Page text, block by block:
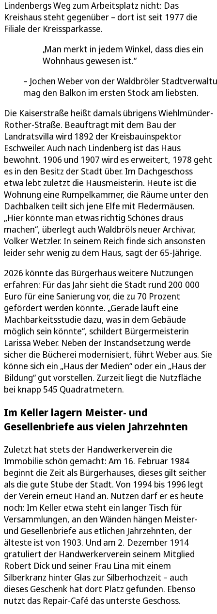
Lindenbergs Weg zum Arbeitsplatz nicht: Das
Kreishaus steht gegenüber – dort ist seit 1977 die
Filiale der Kreissparkasse.
Man merkt in jedem Winkel, dass dies ein
Wohnhaus gewesen ist.
Jochen Weber von der Waldbröler
mag den Balkon im ersten Stock am liebsten.
Die Kaiserstraße heißt damals übrigens Wiehlmünder-
Rother-Straße. Beauftragt mit dem Bau der
Landratsvilla wird 1892 der Kreisbauinspektor
Eschweiler. Auch nach Lindenberg ist das Haus
bewohnt. 1906 und 1907 wird es erweitert, 1978 geht
es in den Besitz der Stadt über. Im Dachgeschoss
etwa lebt zuletzt die Hausmeisterin. Heute ist die
Wohnung eine Rumpelkammer, die Räume unter den
Dachbalken teilt sich jene Elfe mit Fledermäusen.
„Hier könnte man etwas richtig Schönes draus
machen“, überlegt auch Waldbröls neuer Archivar,
Volker Wetzler. In seinem Reich finde sich ansonsten
leider sehr wenig zu dem Haus, sagt der 65-Jährige.
2026 könnte das Bürgerhaus weitere Nutzungen
erfahren: Für das Jahr sieht die Stadt rund 200 000
Euro für eine Sanierung vor, die zu 70 Prozent
gefördert werden könnte. „Gerade läuft eine
Machbarkeitsstudie dazu, was in dem Gebäude
möglich sein könnte“, schildert Bürgermeisterin
Larissa Weber. Neben der Instandsetzung werde
sicher die Bücherei modernisiert, führt Weber aus. Sie
könne sich ein „Haus der Medien“ oder ein „Haus der
Bildung“ gut vorstellen. Zurzeit liegt die Nutzfläche
bei knapp 545 Quadratmetern.
Im Keller lagern Meister- und
Gesellenbriefe aus vielen Jahrzehnten
Zuletzt hat stets der Handwerkerverein die
Immobilie schön gemacht: Am 16. Februar 1984
beginnt die Zeit als Bürgerhauses, dieses gilt seither
als die gute Stube der Stadt. Von 1994 bis 1996 legt
der Verein erneut Hand an. Nutzen darf er es heute
noch: Im Keller etwa steht ein langer Tisch für
Versammlungen, an den Wänden hängen Meister-
und Gesellenbriefe aus etlichen Jahrzehnten, der
älteste ist von 1903. Und am 2. Dezember 1914
gratuliert der Handwerkerverein seinem Mitglied
Robert Dick und seiner Frau Lina mit einem
Silberkranz hinter Glas zur Silberhochzeit – auch
dieses Geschenk hat dort Platz gefunden. Ebenso
nutzt das Repair-Café das unterste Geschoss.